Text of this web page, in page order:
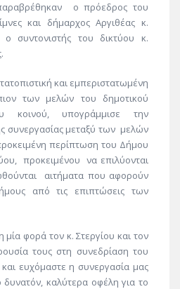
ο πρόεδρος του
και δήμαρχος Αργιθέας κ.
ο συντονιστής του δικτύου κ.
και εμπεριστατωμένη
των μελών του δημοτικού
κοινού, υπογράμμισε την
συνεργασίας μεταξύ των μελών
περίπτωση του Δήμου
προκειμένου να επιλύονται
αιτήματα που αφορούν
από τις επιπτώσεις των
μία φορά τον κ. Στεργίου και τον
τους στη συνεδρίαση του
ευχόμαστε η συνεργασία μας
δυνατόν, καλύτερα οφέλη για το